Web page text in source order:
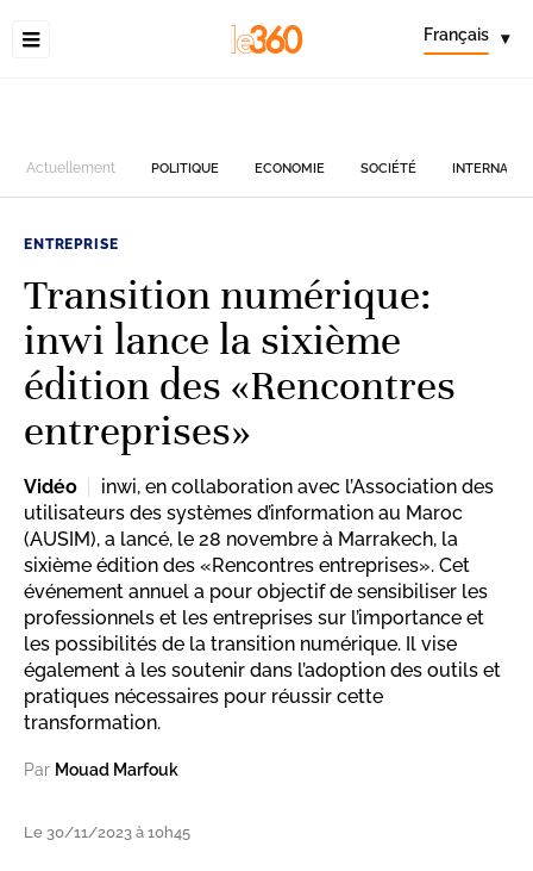
Français ▾
Actuellement POLITIQUE ECONOMIE SOCIÉTÉ
ENTREPRISE
Transition numérique:
inwi lance la sixième
édition des «Rencontres
entreprises»
Vidéo
inwi, en collaboration avec l’Association des
utilisateurs des systèmes d’information au Maroc
(AUSIM), a lancé, le 28 novembre à Marrakech, la
sixième édition des «Rencontres entreprises». Cet
événement annuel a pour objectif de sensibiliser les
professionnels et les entreprises sur l’importance et
les possibilités de la transition numérique. Il vise
également à les soutenir dans l’adoption des outils et
pratiques nécessaires pour réussir cette
transformation.
Par Mouad Marfouk
Le 30/11/2023 à 10h45